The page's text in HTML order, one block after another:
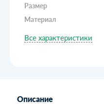
Размер
Материал
Все характеристики
Описание